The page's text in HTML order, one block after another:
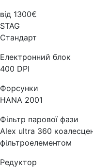
від 1300€
STAG
Стандарт
Електронний блок
400 DPI
Форсунки
HANA 2001
Фільтр парової фази
Alex ultra 360
фільтроелементом
Редуктор